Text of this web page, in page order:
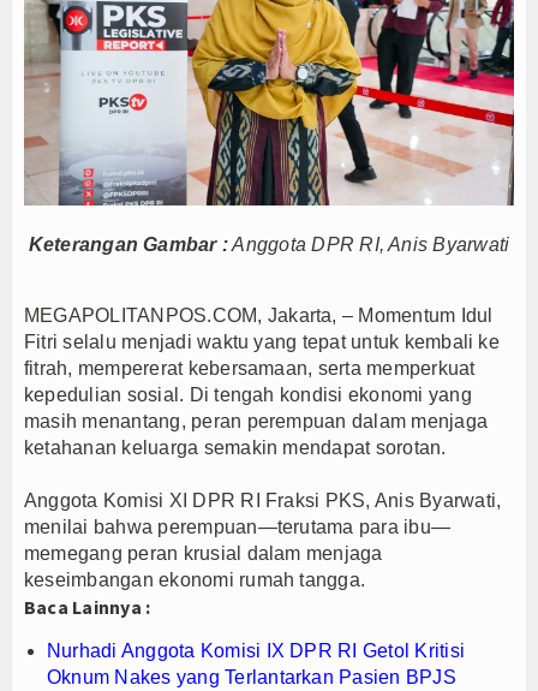
Kapolres Majalengka Ajak Bobotoh Junjung
Munjirin Panen Padi Ciherang di Cakung, Urban
PTPN I Ubah Aset Jadi Mesin Pertumbuhan,
PWHI Kota Tangerang Minta Dugaan Intimidasi
PWI dan AFPI Perkuat Literasi Keuangan,
Nurhadi Anggota Komisi IX DPR RI Getol Kritisi
Majalengka Siaga Narkoba, UNMA dan Bupati
SIAL Food & Drinks Indonesia 2026 Perkuat
Kapolres Majalengka Ajak Bobotoh Junjung
Munjirin Panen Padi Ciherang di Cakung, Urban
PTPN I Ubah Aset Jadi Mesin Pertumbuhan,
PWI dan AFPI Perkuat Literasi Keuangan,
Nurhadi Anggota Komisi IX DPR RI Getol Kritisi
Majalengka Siaga Narkoba, UNMA dan Bupati
Ateng Sutisna Satukan Ribuan Bobotoh, Nobar
Keterangan Gambar :Anggota DPR RI, Anis Byarwati
MEGAPOLITANPOS.COM, Jakarta, – Momentum Idul
Fitri selalu menjadi waktu yang tepat untuk kembali ke
fitrah, mempererat kebersamaan, serta memperkuat
kepedulian sosial. Di tengah kondisi ekonomi yang
masih menantang, peran perempuan dalam menjaga
ketahanan keluarga semakin mendapat sorotan.
Anggota Komisi XI DPR RI Fraksi PKS, Anis Byarwati,
menilai bahwa perempuan—terutama para ibu—
memegang peran krusial dalam menjaga
keseimbangan ekonomi rumah tangga.
Baca Lainnya :
Nurhadi Anggota Komisi IX DPR RI Getol Kritisi
Oknum Nakes yang Terlantarkan Pasien BPJS